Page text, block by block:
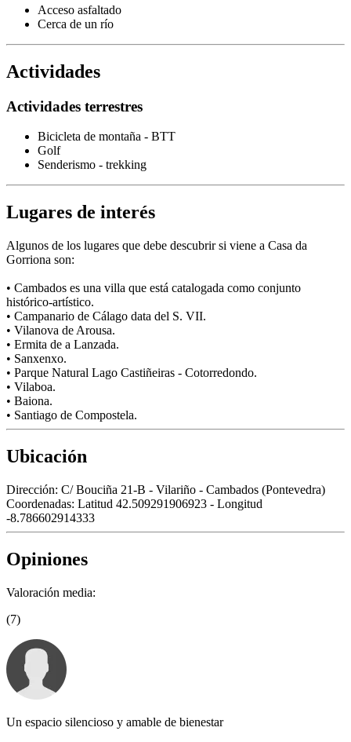
Acceso asfaltado
Cerca de un río
Actividades
Actividades terrestres
Bicicleta de montaña - BTT
Golf
Senderismo - trekking
Lugares de interés
Algunos de los lugares que debe descubrir si viene a Casa da
Gorriona son:
• Cambados es una villa que está catalogada como conjunto
histórico-artístico.
• Campanario de Cálago data del S. VII.
• Vilanova de Arousa.
• Ermita de a Lanzada.
• Sanxenxo.
• Parque Natural Lago Castiñeiras - Cotorredondo.
• Vilaboa.
• Baiona.
• Santiago de Compostela.
Ubicación
Dirección: C/ Bouciña 21-B - Vilariño - Cambados (Pontevedra)
Coordenadas: Latitud 42.509291906923 - Longitud
-8.786602914333
Opiniones
Valoración media:
(7)
Un espacio silencioso y amable de bienestar